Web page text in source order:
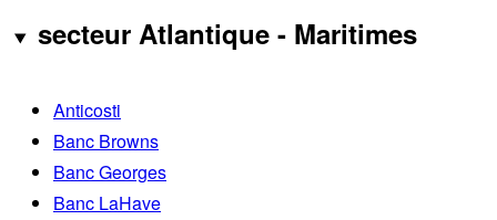
secteur Atlantique - Maritimes
Anticosti
Banc Browns
Banc Georges
Banc LaHave